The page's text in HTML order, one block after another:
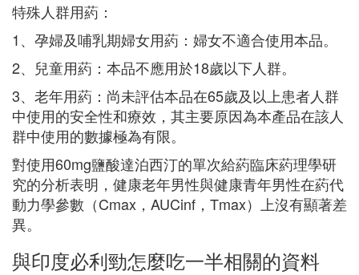
特殊人群用葯：
1、孕婦及哺乳期婦女用葯：婦女不適合使用本品。
2、兒童用葯：本品不應用於18歲以下人群。
3、老年用葯：尚未評估本品在65歲及以上患者人群
中使用的安全性和療效，其主要原因為本產品在該人
群中使用的數據極為有限。
對使用60mg鹽酸達泊西汀的單次給葯臨床葯理學研
究的分析表明，健康老年男性與健康青年男性在葯代
動力學參數（Cmax，AUCinf，Tmax）上沒有顯著差
異。
與印度必利勁怎麼吃一半相關的資料